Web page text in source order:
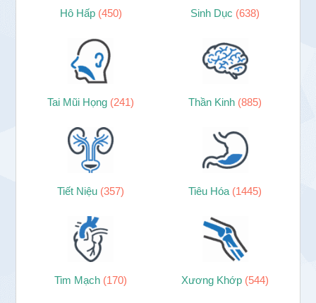
Hô Hấp (450) Sinh Dục (638)
Tai Mũi Họng (241) Thần Kinh (885)
Tiết Niệu (357) Tiêu Hóa (1445)
Tim Mạch (170) Xương Khớp (544)